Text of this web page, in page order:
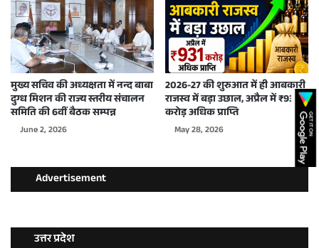
मुख्य सचिव की अध्यक्षता में नन्द बाबा
दुग्ध मिशन की राज्य स्तरीय संचालन
समिति की 6वीं बैठक सम्पन्न
June 2, 2026
2026-27 की शुरुआत में ही आबकारी
राजस्व में बड़ा उछाल, अप्रैल में ₹931
करोड़ अधिक प्राप्ति
May 28, 2026
Advertisement
उत्तर प्रदेश